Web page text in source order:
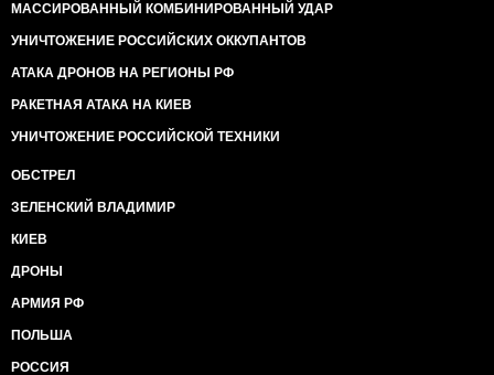
МАССИРОВАННЫЙ КОМБИНИРОВАННЫЙ УДАР
УНИЧТОЖЕНИЕ РОССИЙСКИХ ОККУПАНТОВ
АТАКА ДРОНОВ НА РЕГИОНЫ РФ
РАКЕТНАЯ АТАКА НА КИЕВ
УНИЧТОЖЕНИЕ РОССИЙСКОЙ ТЕХНИКИ
ОБСТРЕЛ
ЗЕЛЕНСКИЙ ВЛАДИМИР
КИЕВ
ДРОНЫ
АРМИЯ РФ
ПОЛЬША
РОССИЯ